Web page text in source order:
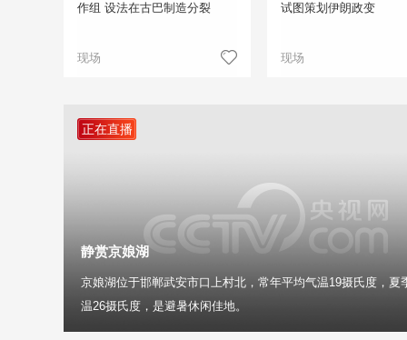
作组 设法在古巴制造分裂
现场
试图策划伊朗政变
现场
正在直播
静赏京娘湖
京娘湖位于邯郸武安市口上村北，常年平均气温19摄氏度，夏
温26摄氏度，是避暑休闲佳地。